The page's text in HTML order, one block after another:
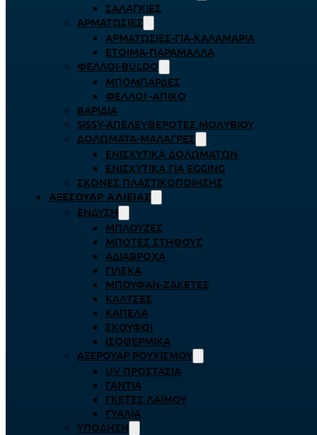
ΣΑΛΑΓΚΙΈΣ
ΑΡΜΑΤΩΣΙΈΣ
ΑΡΜΑΤΩΣΙΈΣ-ΓΙΑ-ΚΑΛΑΜΆΡΙΑ
ΈΤΟΙΜΑ-ΠΑΡΆΜΑΛΛΑ
ΦΕΛΛΟΊ-BULDO
ΜΠΟΜΠΆΡΔΕΣ
ΦΕΛΛΟΊ -ΑΠΊΚΟ
ΒΑΡΊΔΙΑ
SISSY-ΑΠΕΛΕΥΘΕΡΟΤΈΣ ΜΟΛΥΒΙΟΎ
ΔΟΛΏΜΑΤΑ-ΜΑΛΆΓΡΕΣ
ΕΝΙΣΧΥΤΙΚΆ ΔΟΛΩΜΆΤΩΝ
ΕΝΙΣΧΥΤΙΚΆ ΓΙΑ EGGING
ΣΚΌΝΕΣ ΠΛΑΣΤΙΚΟΠΟΊΗΣΗΣ
ΑΞΕΣΟΥΆΡ ΑΛΙΕΊΑΣ
ΈΝΔΥΣΗ
ΜΠΛΟΎΖΕΣ
ΜΠΌΤΕΣ ΣΤΉΘΟΥΣ
ΑΔΙΆΒΡΟΧΑ
ΓΙΛΈΚΑ
ΜΠΟΥΦΆΝ-ΖΑΚΈΤΕΣ
ΚΆΛΤΣΕΣ
ΚΑΠΈΛΑ
ΣΚΟΎΦΟΙ
ΙΣΟΘΕΡΜΙΚΆ
ΑΞΕΡΟΥΆΡ ΡΟΥΧΙΣΜΟΎ
UV ΠΡΟΣΤΑΣΊΑ
ΓΆΝΤΙΑ
ΓΚΈΤΕΣ ΛΑΊΜΟΥ
ΓΥΑΛΙΆ
ΥΠΌΔΗΣΗ